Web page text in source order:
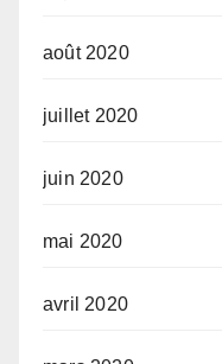
août 2020
juillet 2020
juin 2020
mai 2020
avril 2020